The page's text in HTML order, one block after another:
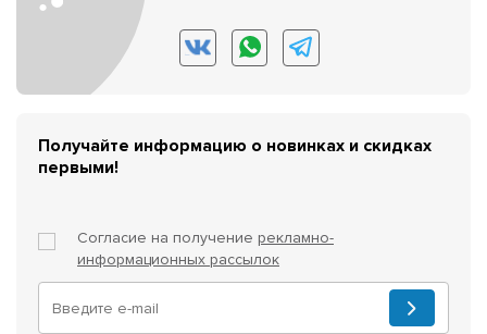
Получайте информацию о новинках и скидках
первыми!
Согласие на получение рекламно-
информационных рассылок